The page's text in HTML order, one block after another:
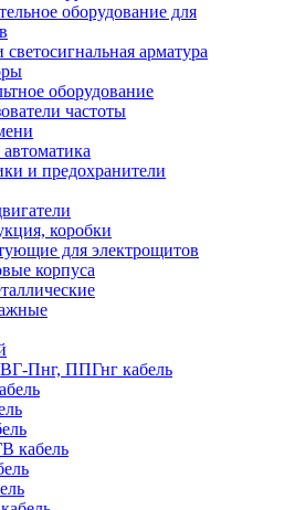
оборудование для
арматура
оборудование
частоты
и предохранители
коробки
для электрощитов
корпуса
Пнг, ППГнг кабель
кабель